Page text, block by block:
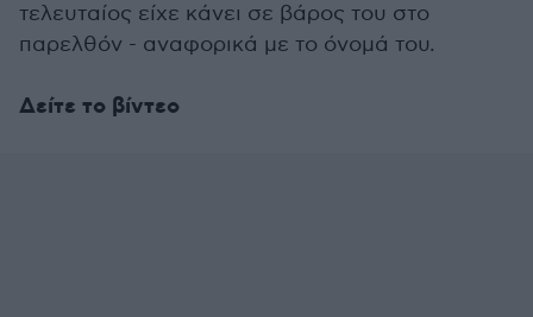
τελευταίος είχε κάνει σε βάρος του στο
παρελθόν - αναφορικά με το όνομά του.
Δείτε το βίντεο